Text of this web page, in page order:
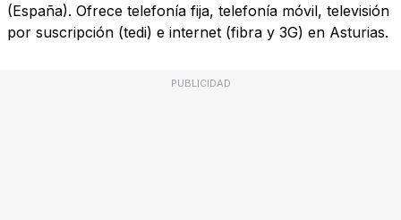
(España). Ofrece telefonía fija, telefonía móvil, televisión
por suscripción (tedi) e internet (fibra y 3G) en Asturias.
PUBLICIDAD